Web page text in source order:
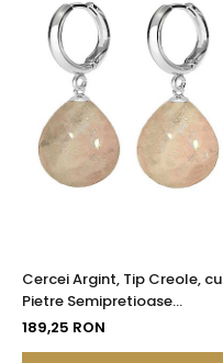
Cercei Argint, Tip Creole, cu
Pietre Semipretioase
Naturale de Cuart Roz
189,25 RON